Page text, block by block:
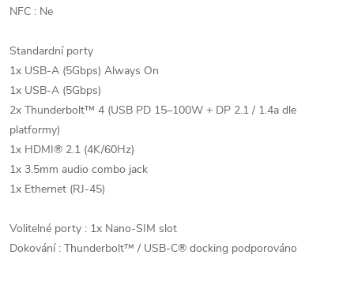
NFC : Ne
Standardní porty
1x USB-A (5Gbps) Always On
1x USB-A (5Gbps)
2x Thunderbolt™ 4 (USB PD 15–100W + DP 2.1 / 1.4a dle
platformy)
1x HDMI® 2.1 (4K/60Hz)
1x 3.5mm audio combo jack
1x Ethernet (RJ-45)
Volitelné porty : 1x Nano-SIM slot
Dokování : Thunderbolt™ / USB-C® docking podporováno